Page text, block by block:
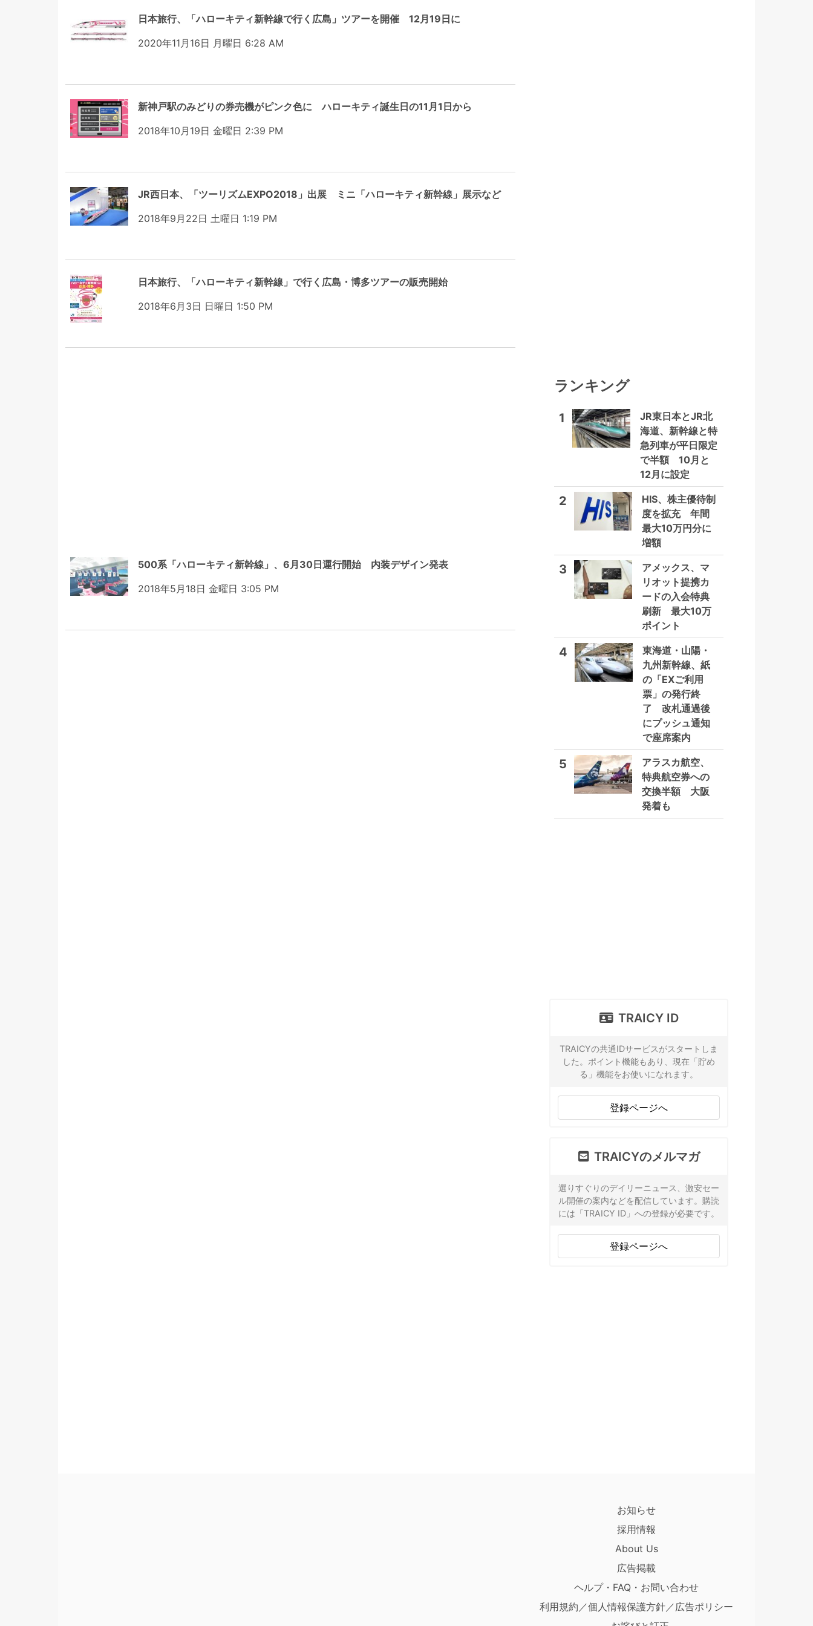
日本旅行、「ハローキティ新幹線で行く広島」ツアーを開催 12月19日に
2020年11月16日 月曜日 6:28 AM
新神戸駅のみどりの券売機がピンク色に ハローキティ誕生日の11月1日から
2018年10月19日 金曜日 2:39 PM
JR西日本、「ツーリズムEXPO2018」出展 ミニ「ハローキティ新幹線」展示など
2018年9月22日 土曜日 1:19 PM
日本旅行、「ハローキティ新幹線」で行く広島・博多ツアーの販売開始
2018年6月3日 日曜日 1:50 PM
500系「ハローキティ新幹線」、6月30日運行開始 内装デザイン発表
2018年5月18日 金曜日 3:05 PM
ランキング
1
JR東日本とJR北
海道、新幹線と特
急列車が平日限定
で半額 10月と
12月に設定
2
HIS、株主優待制
度を拡充 年間
最大10万円分に
増額
3
アメックス、マ
リオット提携カ
ードの入会特典
刷新 最大10万
ポイント
4
東海道・山陽・
九州新幹線、紙
の「EXご利用
票」の発行終
了 改札通過後
にプッシュ通知
で座席案内
5
アラスカ航空、
特典航空券への
交換半額 大阪
発着も
TRAICY ID
TRAICYの共通IDサービスがスタートしま
した。ポイント機能もあり、現在「貯め
る」機能をお使いになれます。
登録ページへ
TRAICYのメルマガ
選りすぐりのデイリーニュース、激安セー
ル開催の案内などを配信しています。購読
には「TRAICY ID」への登録が必要です。
登録ページへ
お知らせ
採用情報
About Us
広告掲載
ヘルプ・FAQ・お問い合わせ
利用規約／個人情報保護方針／広告ポリシー